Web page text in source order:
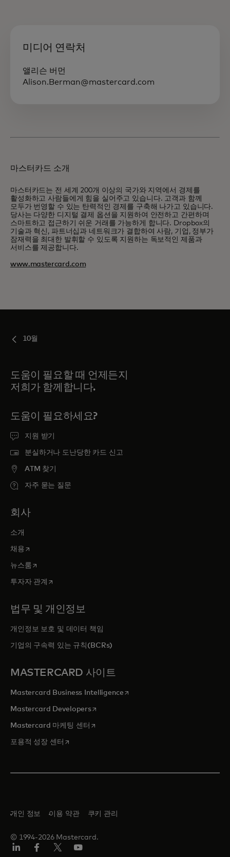
미디어 연락처
앨리슨 버먼
Alison.Berman@mastercard.com
마스터카드 소개
마스터카드는 전 세계 200개 이상의 국가와 지역에서 경제를
활성화하고 사람들에게 힘을 실어주고 있습니다. 고객과 함께
모두가 번영할 수 있는 탄력적인 경제를 구축해 나가고 있습니다.
당사는 다양한 디지털 결제 옵션을 지원하여 안전하고 간편하며
스마트하고 접근하기 쉬운 거래를 가능하게 합니다. Dropbox의
기술과 혁신, 파트너십과 네트워크가 결합하여 사람, 기업, 정부가
잠재력을 최대한 발휘할 수 있도록 지원하는 독보적인 제품과
서비스를 제공합니다.
www.mastercard.com
10월
도움이 필요할 때 언제든지
저희가 함께합니다.
도움이 필요하세요?
지원 받기
분실하거나 도난당한 카드 신고
ATM 찾기
자주 묻는 질문
회사
소개
채용새 탭에서 열림
뉴스룸새 탭에서 열림
투자자 관계 새 탭에서 열림
법무 및 개인정보
개인정보 보호 및 데이터 책임
기업의 구속력 있는 규칙(BCRs)
MASTERCARD 사이트
Mastercard Business Intelligence새 탭에서 열림
Mastercard Developers새 탭에서 열림
Mastercard 마케팅 센터 새 탭에서 열림
포용적 성장 센터 새 탭에서 열림
© 1994-2026 Mastercard.
개인 정보 이용 약관 쿠키 관리